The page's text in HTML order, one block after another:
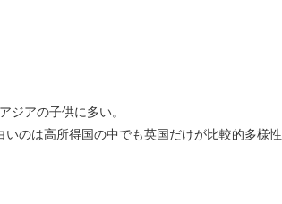
ジアの子供に多い。
のは高所得国の中でも英国だけが比較的多様性